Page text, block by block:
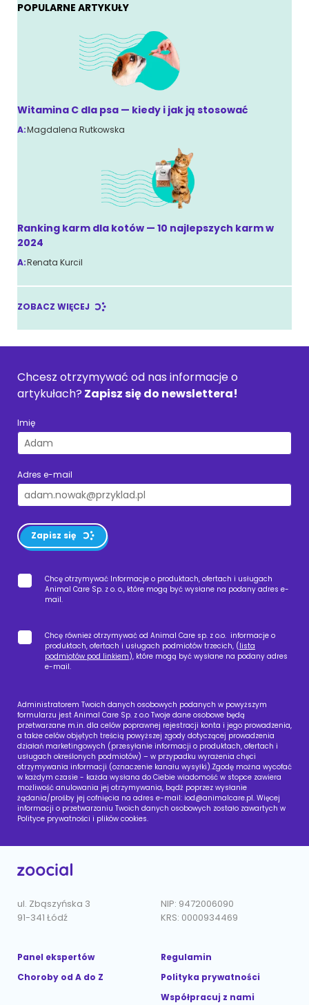
POPULARNE ARTYKUŁY
Witamina C dla psa — kiedy i jak ją stosować
A:Magdalena Rutkowska
Ranking karm dla kotów — 10 najlepszych karm w
2024
A:Renata Kurcil
ZOBACZ WIĘCEJ
Chcesz otrzymywać od nas informacje o
artykułach? Zapisz się do newslettera!
Imię
Adres e-mail
Zapisz się
Chcę otrzymywać Informacje o produktach, ofertach i usługach
Animal Care Sp. z o. o., które mogą być wysłane na podany adres e-
mail.
Chcę również otrzymywać od Animal Care sp. z o.o. informacje o
produktach, ofertach i usługach podmiotów trzecich, (lista
podmiotów pod linkiem), które mogą być wysłane na podany adres
e-mail.
Administratorem Twoich danych osobowych podanych w powyższym
formularzu jest Animal Care Sp. z o.o Twoje dane osobowe będą
przetwarzane m.in. dla celów poprawnej rejestracji konta i jego prowadzenia,
a także celów objętych treścią powyższej zgody dotyczącej prowadzenia
działań marketingowych (przesyłanie informacji o produktach, ofertach i
usługach określonych podmiotów) – w przypadku wyrażenia chęci
otrzymywania informacji (oznaczenie kanału wysyłki).Zgodę można wycofać
w każdym czasie - każda wysłana do Ciebie wiadomość w stopce zawiera
możliwość anulowania jej otrzymywania, bądź poprzez wysłanie
żądania/prośby jej cofnięcia na adres e-mail: iod@animalcare.pl. Więcej
informacji o przetwarzaniu Twoich danych osobowych zostało zawartych w
Polityce prywatności i plików cookies.
ul. Zbąszyńska 3
91-341 Łódź
NIP: 9472006090
KRS: 0000934469
Panel ekspertów
Choroby od A do Z
Regulamin
Polityka prywatności
Współpracuj z nami